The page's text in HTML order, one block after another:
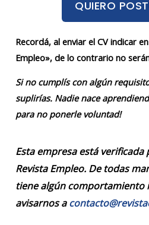
QUIERO
Recordá, al enviar el CV indicar
Empleo», de lo contrario no
Si no cumplís con algún
suplirías. Nadie nace
para no ponerle voluntad!
Esta empresa está verificada
Revista Empleo. De todas
tiene algún comportamiento
avisarnos a